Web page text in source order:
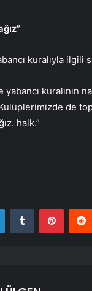
kuralıyla ilgili
yabancı kuralının
de
halk.”
LinkedInTumblr